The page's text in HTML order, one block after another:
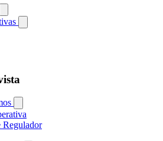
Regulador